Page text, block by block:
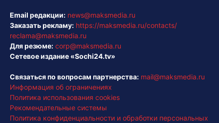
Email редакции: news@maksmedia.ru
Заказать рекламу: https://maksmedia.ru/contacts/
reclama@maksmedia.ru
Для резюме: corp@maksmedia.ru
Сетевое издание «Sochi24.tv»
Связаться по вопросам партнерства: mail@maksmedia.ru
Информация об ограничениях
Политика использования cookies
Рекомендательные системы
Политика конфиденциальности и обработки персональных